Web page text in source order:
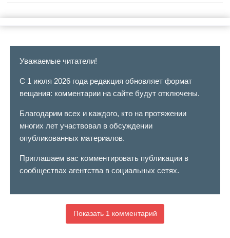
Уважаемые читатели!
С 1 июля 2026 года редакция обновляет формат
вещания: комментарии на сайте будут отключены.
Благодарим всех и каждого, кто на протяжении
многих лет участвовал в обсуждении
опубликованных материалов.
Приглашаем вас комментировать публикации в
сообществах агентства в социальных сетях.
Показать 1 комментарий